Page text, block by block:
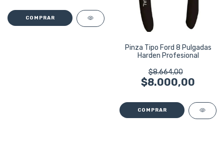
Pinza Tipo Ford 8 Pulgadas
Harden Profesional
$8.664,00
$8.000,00